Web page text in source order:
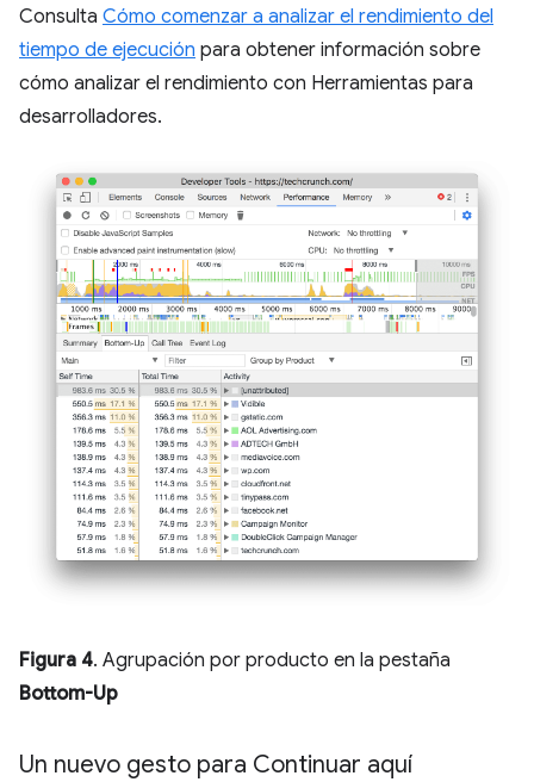
Consulta Cómo comenzar a analizar el rendimiento del
tiempo de ejecución para obtener información sobre
cómo analizar el rendimiento con Herramientas para
desarrolladores.
Figura 4. Agrupación por producto en la pestaña
Bottom-Up
Un nuevo gesto para Continuar aquí